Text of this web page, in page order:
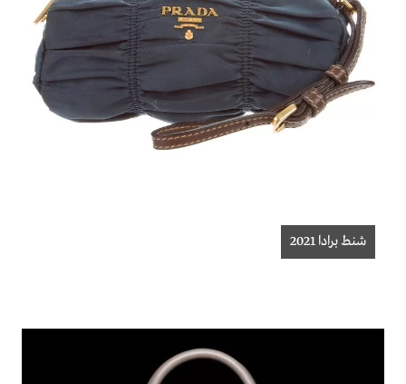
شنط برادا 2021